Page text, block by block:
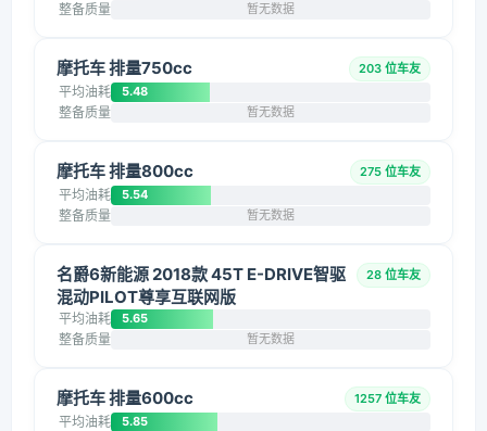
整备质量 暂无数据
摩托车 排量750cc 203 位车友
平均油耗 5.48
整备质量 暂无数据
摩托车 排量800cc 275 位车友
平均油耗 5.54
整备质量 暂无数据
名爵6新能源 2018款 45T E-DRIVE智驱
混动PILOT尊享互联网版
28 位车友
平均油耗 5.65
整备质量 暂无数据
摩托车 排量600cc 1257 位车友
平均油耗 5.85